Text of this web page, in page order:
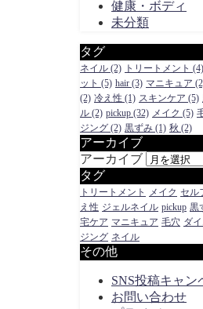
健康・ボディ
未分類
タグ
ネイル (2) トリートメント (4)
ット (5) hair (3) マニキュア
(2) 冷え性 (1) スキンケア (5)
ル (2) pickup (32) メイク (5)
ジング (2) 黒ずみ (1) 秋 (2)
アーカイブ
アーカイブ
タグ
トリートメント メイク セル
え性 ジェルネイル pickup 黒
宅ケア マニキュア 毛穴 ダ
ジング ネイル
その他
SNS投稿キャン
お問い合わせ